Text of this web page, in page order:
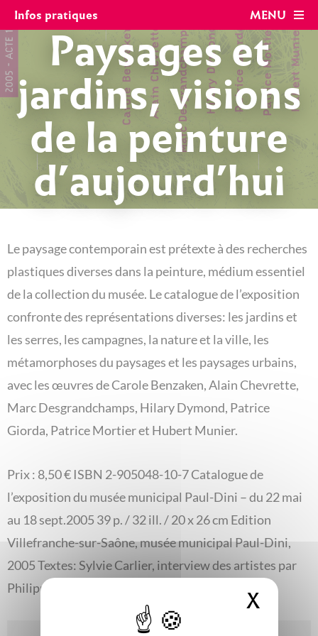
Panneau de gestion des cookies
X
Infos pratiques MENU
Paysages et
jardins, visions
de la peinture
d’aujourd’hui
Le paysage contemporain est prétexte à des recherches
plastiques diverses dans la peinture, médium essentiel
de la collection du musée. Le catalogue de l’exposition
confronte des représentations diverses: les jardins et
les serres, les campagnes, la nature et la ville, les
métamorphoses du paysages et les paysages urbains,
avec les œuvres de Carole Benzaken, Alain Chevrette,
Marc Desgrandchamps, Hilary Dymond, Patrice
Giorda, Patrice Mortier et Hubert Munier.
Prix : 8,50 € ISBN 2-905048-10-7 Catalogue de
l’exposition du musée municipal Paul-Dini – du 22 mai
au 18 sept.2005 39 p. / 32 ill. / 20 x 26 cm Edition
Villefranche-sur-Saône, musée municipal Paul-Dini,
2005 Textes: Sylvie Carlier, interview des artistes par
Philippe Banasiak et Marie Vergély